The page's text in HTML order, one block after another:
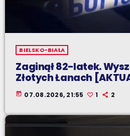
BIELSKO-BIAŁA
Zaginął 82-latek.
Złotych Łanach
today 07.08.2026, 21:55 1 2